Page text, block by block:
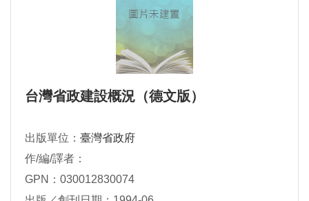
台灣省政建設概況（德文版）
出版單位： 臺灣省政府
作/編/譯者：
GPN：030012830074